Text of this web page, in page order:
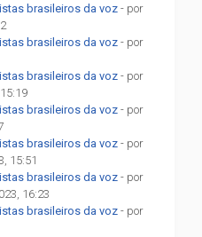
brasileiros da voz - por
brasileiros da voz - por
brasileiros da voz - por
brasileiros da voz - por
brasileiros da voz - por
15:51
brasileiros da voz - por
16:23
brasileiros da voz - por